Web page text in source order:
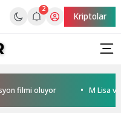
2
Kriptolar
filmi oluyor M Lisa ve